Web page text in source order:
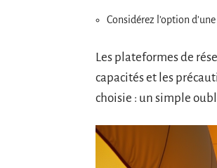
Considérez l’option
Les plateformes de
capacités et les
choisie : un simple